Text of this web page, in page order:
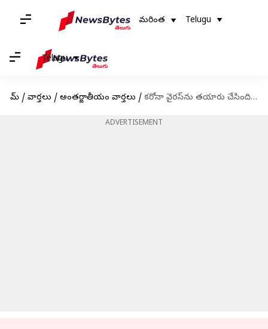
మరింత Telugu
Telugu
హోమ్ / వార్తలు / అంతర్జాతీయం వార్తలు / కరోనా వైరస్‌ను తయారు చేసింది చైనానే; వుహాన్ ల్యాబ్ శాస్త్రవేత్త సంచలన నిజాలు
ADVERTISEMENT